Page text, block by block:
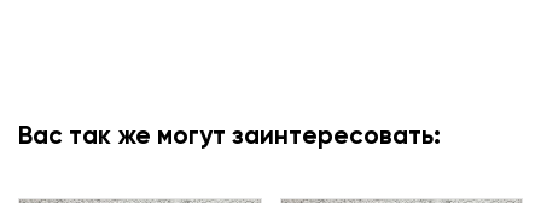
Вас так же могут заинтересовать: